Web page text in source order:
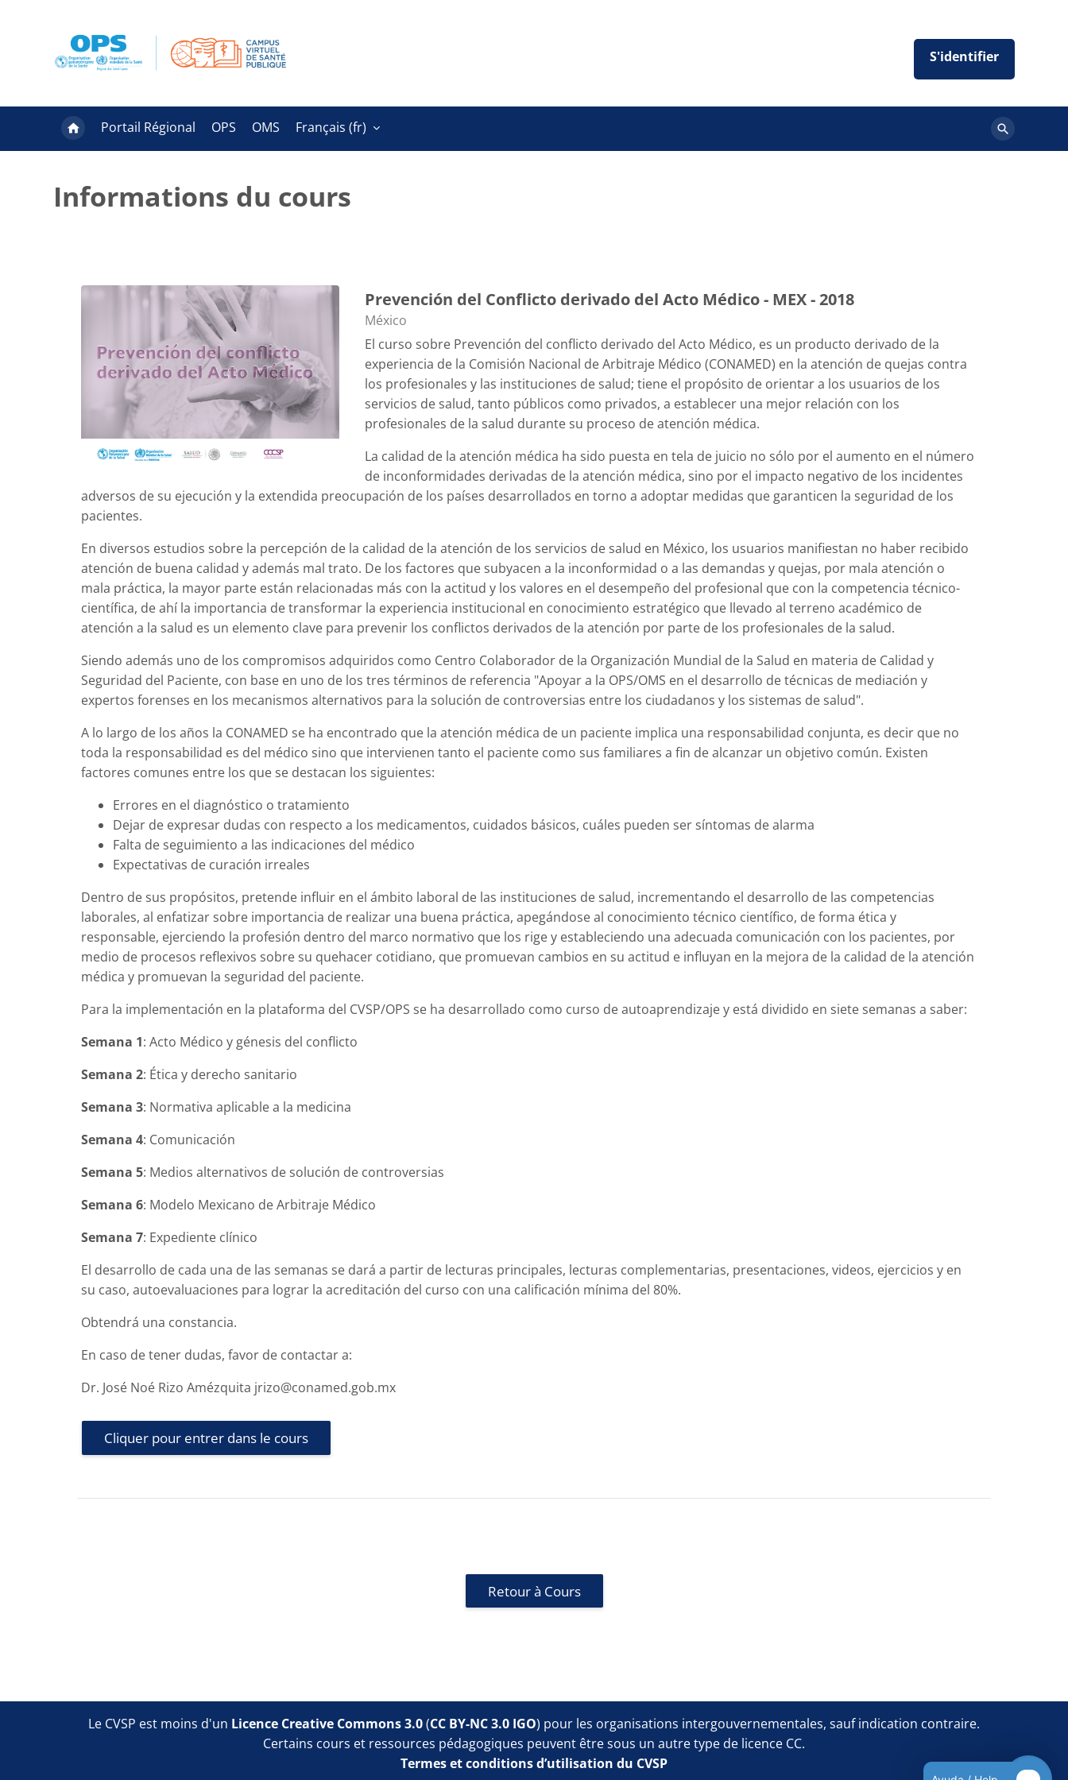
Portail Régional OPS OMS Français ‎(fr)‎
Rechercher
Informations du cours
Prevención del Conflicto derivado del Acto Médico - MEX - 2018
Catégorie de cours
México
El curso sobre Prevención del conflicto derivado del Acto Médico, es un producto derivado de la
experiencia de la Comisión Nacional de Arbitraje Médico (CONAMED) en la atención de quejas contra
los profesionales y las instituciones de salud; tiene el propósito de orientar a los usuarios de los
servicios de salud, tanto públicos como privados, a establecer una mejor relación con los
profesionales de la salud durante su proceso de atención médica.
La calidad de la atención médica ha sido puesta en tela de juicio no sólo por el aumento en el número
de inconformidades derivadas de la atención médica, sino por el impacto negativo de los incidentes
adversos de su ejecución y la extendida preocupación de los países desarrollados en torno a adoptar medidas que garanticen la seguridad de los
pacientes.
En diversos estudios sobre la percepción de la calidad de la atención de los servicios de salud en México, los usuarios manifiestan no haber recibido
atención de buena calidad y además mal trato. De los factores que subyacen a la inconformidad o a las demandas y quejas, por mala atención o
mala práctica, la mayor parte están relacionadas más con la actitud y los valores en el desempeño del profesional que con la competencia técnico-
científica, de ahí la importancia de transformar la experiencia institucional en conocimiento estratégico que llevado al terreno académico de
atención a la salud es un elemento clave para prevenir los conflictos derivados de la atención por parte de los profesionales de la salud.
Siendo además uno de los compromisos adquiridos como Centro Colaborador de la Organización Mundial de la Salud en materia de Calidad y
Seguridad del Paciente, con base en uno de los tres términos de referencia "Apoyar a la OPS/OMS en el desarrollo de técnicas de mediación y
expertos forenses en los mecanismos alternativos para la solución de controversias entre los ciudadanos y los sistemas de salud".
A lo largo de los años la CONAMED se ha encontrado que la atención médica de un paciente implica una responsabilidad conjunta, es decir que no
toda la responsabilidad es del médico sino que intervienen tanto el paciente como sus familiares a fin de alcanzar un objetivo común. Existen
factores comunes entre los que se destacan los siguientes:
Errores en el diagnóstico o tratamiento
Dejar de expresar dudas con respecto a los medicamentos, cuidados básicos, cuáles pueden ser síntomas de alarma
Falta de seguimiento a las indicaciones del médico
Expectativas de curación irreales
Dentro de sus propósitos, pretende influir en el ámbito laboral de las instituciones de salud, incrementando el desarrollo de las competencias
laborales, al enfatizar sobre importancia de realizar una buena práctica, apegándose al conocimiento técnico científico, de forma ética y
responsable, ejerciendo la profesión dentro del marco normativo que los rige y estableciendo una adecuada comunicación con los pacientes, por
medio de procesos reflexivos sobre su quehacer cotidiano, que promuevan cambios en su actitud e influyan en la mejora de la calidad de la atención
médica y promuevan la seguridad del paciente.
Para la implementación en la plataforma del CVSP/OPS se ha desarrollado como curso de autoaprendizaje y está dividido en siete semanas a saber:
Semana 1:Acto Médico y génesis del conflicto
Semana 2: Ética y derecho sanitario
Semana 3: Normativa aplicable a la medicina
Semana 4: Comunicación
Semana 5: Medios alternativos de solución de controversias
Semana 6: Modelo Mexicano de Arbitraje Médico
Semana 7: Expediente clínico
El desarrollo de cada una de las semanas se dará a partir de lecturas principales, lecturas complementarias, presentaciones, videos, ejercicios y en
su caso, autoevaluaciones para lograr la acreditación del curso con una calificación mínima del 80%.
Obtendrá una constancia.
En caso de tener dudas, favor de contactar a:
Dr. José Noé Rizo Amézquita jrizo@conamed.gob.mx
Cliquer pour entrer dans le cours
Retour à Cours
Blocs Blocs Blocs Blocs
Le CVSP est moins d'un Licence Creative Commons 3.0(CC BY-NC 3.0 IGO) pour les organisations intergouvernementales, sauf indication contraire.
Certains cours et ressources pédagogiques peuvent être sous un autre type de licence CC.
Termes et conditions d’utilisation du CVSP